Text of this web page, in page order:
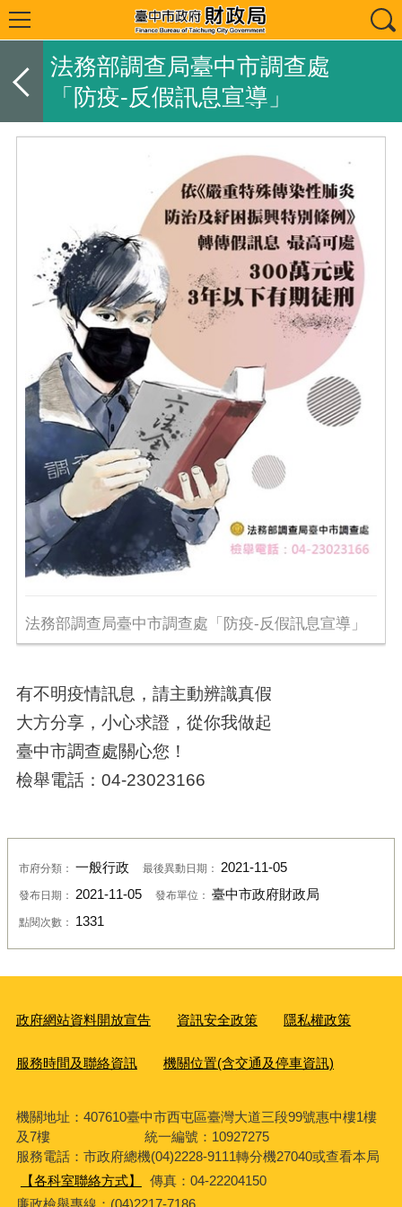
法務部調查局臺中市調查處
「防疫-反假訊息宣導」
法務部調查局臺中市調查處「防疫-反假訊息宣導」
有不明疫情訊息，請主動辨識真假
大方分享，小心求證，從你我做起
臺中市調查處關心您！
檢舉電話：04-23023166
市府分類： 一般行政 最後異動日期： 2021-11-05
發布日期： 2021-11-05 發布單位： 臺中市政府財政局
點閱次數： 1331
政府網站資料開放宣告 資訊安全政策 隱私權政策
服務時間及聯絡資訊 機關位置(含交通及停車資訊)
機關地址：407610臺中市西屯區臺灣大道三段99號惠中樓1樓
及7樓 統一編號：10927275
服務電話：市政府總機(04)2228-9111轉分機27040或查看本局
【各科室聯絡方式】
傳真：04-22204150